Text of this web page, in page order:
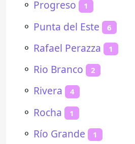
⚬ Progreso 1
⚬ Punta del Este 6
⚬ Rafael Perazza 1
⚬ Rio Branco 2
⚬ Rivera 4
⚬ Rocha 1
⚬ Río Grande 1